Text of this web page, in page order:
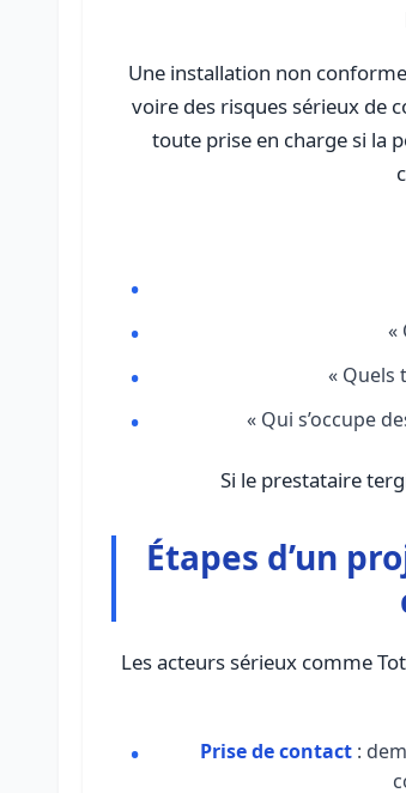
Une installation non
voire des risques sérieux de
toute prise en charge si la
«
« Quels
« Qui s’occupe
Si le prestataire
Étapes d’un
Les acteurs sérieux comme
Prise de contact :